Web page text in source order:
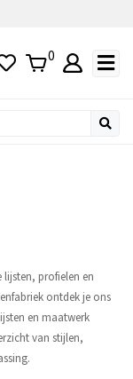
0
profielen en
ontdek je ons
en maatwerk
van stijlen,